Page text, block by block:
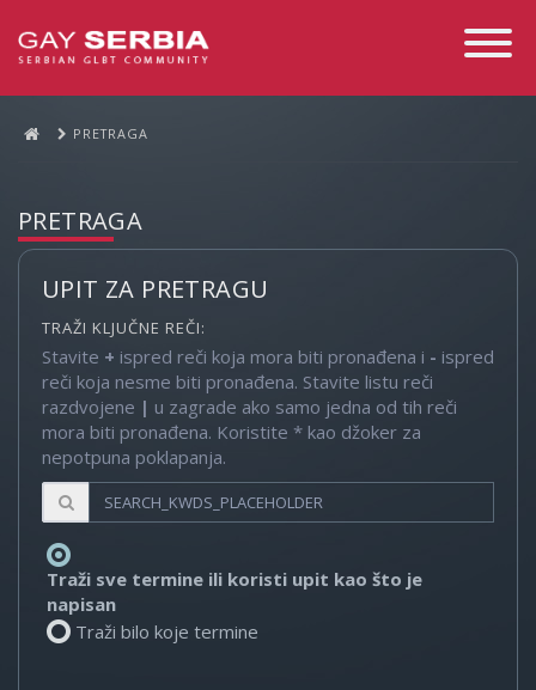
Toggle
PRETRAGA
PRETRAGA
UPIT ZA PRETRAGU
TRAŽI KLJUČNE REČI:
Stavite + ispred reči koja mora biti pronađena i - ispred
reči koja nesme biti pronađena. Stavite listu reči
razdvojene | u zagrade ako samo jedna od tih reči
mora biti pronađena. Koristite * kao džoker za
nepotpuna poklapanja.
Traži sve termine ili koristi upit kao što je
napisan
Traži bilo koje termine